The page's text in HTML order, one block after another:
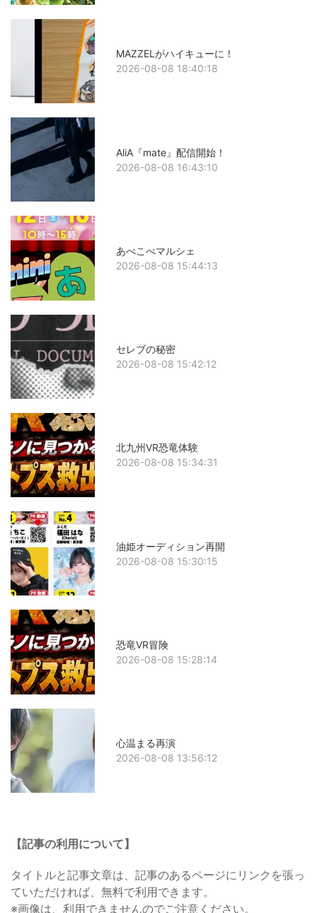
MAZZELがハイキューに！
2026-08-08 18:40:18
AliA『mate』配信開始！
2026-08-08 16:43:10
あべこべマルシェ
2026-08-08 15:44:13
セレブの秘密
2026-08-08 15:42:12
北九州VR恐竜体験
2026-08-08 15:34:31
油姫オーディション再開
2026-08-08 15:30:15
恐竜VR冒険
2026-08-08 15:28:14
心温まる再演
2026-08-08 13:56:12
【記事の利用について】
タイトルと記事文章は、記事のあるページにリンクを張っ
ていただければ、無料で利用できます。
※画像は、利用できませんのでご注意ください。